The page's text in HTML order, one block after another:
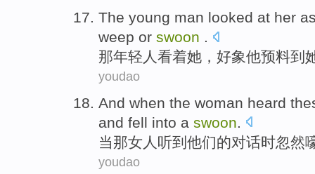
The young man looked at her
weep or swoon .
那年轻人 看着她 ， 好象他预料到
youdao
And when the woman heard
and fell into a swoon
当那女人 听到他们的对话时忽然
youdao